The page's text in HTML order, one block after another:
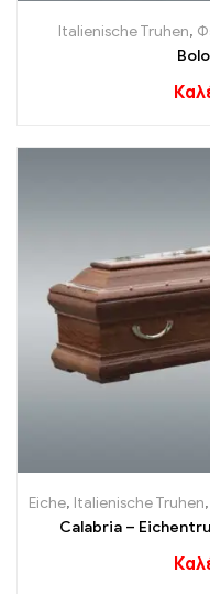
Italienische Truhen,
Eiche, Italienische Truhen,
Calabria –